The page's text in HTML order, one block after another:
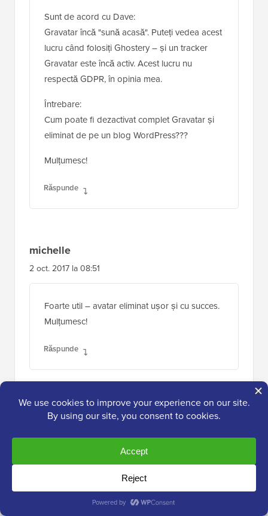
Sunt de acord cu Dave:
Gravatar încă "sună acasă". Puteți vedea acest
lucru când folosiți Ghostery – și un tracker
Gravatar este încă activ. Acest lucru nu
respectă GDPR, în opinia mea.
Întrebare:
Cum poate fi dezactivat complet Gravatar și
eliminat de pe un blog WordPress???
Mulțumesc!
Răspunde
michelle
2 oct. 2017 la 08:51
Foarte util – avatar eliminat ușor și cu succes.
Mulțumesc!
Răspunde
Steve
Sfaturi foarte utile și funcționează. Dar tot îmi
lasă numele pe pagină, sub locul unde era
gravatarul. Vreo soluție?